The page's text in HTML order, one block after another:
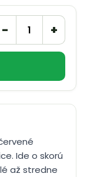
− +
Ide o skorú
až stredne